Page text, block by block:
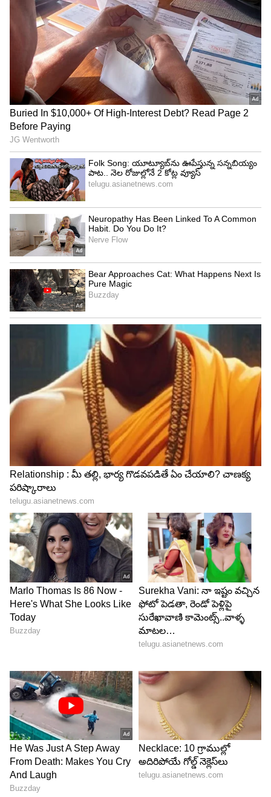
ప్రధానాంశాలుగా కనిపిస్తున్నాయి. ముఖ్యంగా తండ్రి-
కూతురు మధ్య జరిగే పోరు ప్రధాన ఆకర్షణగా నిలుస్తుంది.
పట్టణంలో రాజకీయాలు, నేరాలు, వ్యాపారాలపై పూర్తి
ఆధిపత్యం చెలాయించే నాయుడికి, తన సొంత కూతురే పెద్ద
సవాలుగా మారుతుంది. తన జీవితాన్ని తన నిర్ణయాలతో
ముందుకు తీసుకెళ్లాలనుకునే భారతి, తండ్రికి ఎదురు
నిలబడటంతో కథ ఉత్కంఠభరితంగా సాగుతుంది. ట్రైలర్‌
ఆద్యంతం ఆకట్టుకుంది. యాక్షన్‌ డ్రామా ప్రధానంగా ఈ
మూవీ సాగబోతుందని తెలుస్తోంది.
4
Image Credit :
ఇసకపట్నం ఓటీటీ స్ట్రీమింగ్‌ డేట్‌
ఇది ప్రైమ్‌ వీడియోలో స్ట్రీమింగ్‌ కానుంది. జులై 2 నుంచి
ఓటీటీలో స్ట్రీమింగ్‌ కానున్నట్టు తాజాగా టీమ్‌ ప్రకటించింది.
గ్యారీ బీహెచ్ దర్శకత్వం వహించిన ఈ 7 ఎపిసోడ్‌ల
సిరీస్‌కు ప్రశాంత్ రాఘతి కథ అందించగా, తాజుద్దీన్
సయ్యద్ సంభాషణలు రాశారు. రాహుల్ తమడా, సైదీప్ రెడ్డి
బొర్రా తమడా మీడియా ప్రొడక్షన్స్ బ్యానర్‌పై నిర్మించారు. ఈ
సిరీస్‌లో సునీల్, నరేష్ అగస్త్య, మెరిన్ ఫిలిప్, సుధాకర్
జ్వాల కోటి, రవి వర్మ, రాజా చెంబోలు తదితరులు కీలక
పాత్రల్లో నటించారు. జులై 2 నుంచి ప్రైమ్ వీడియోలో
తెలుగు, తమిళ, హిందీ భాషల్లో స్ట్రీమింగ్ కానుంది. అలాగే
15 భాషల్లో సబ్‌టైటిల్స్‌తో భారత్‌తో పాటు ప్రపంచవ్యాప్తంగా
240కు పైగా దేశాలు, ప్రాంతాల్లో అందుబాటులోకి రానుంది.
LATEST VIDEOS